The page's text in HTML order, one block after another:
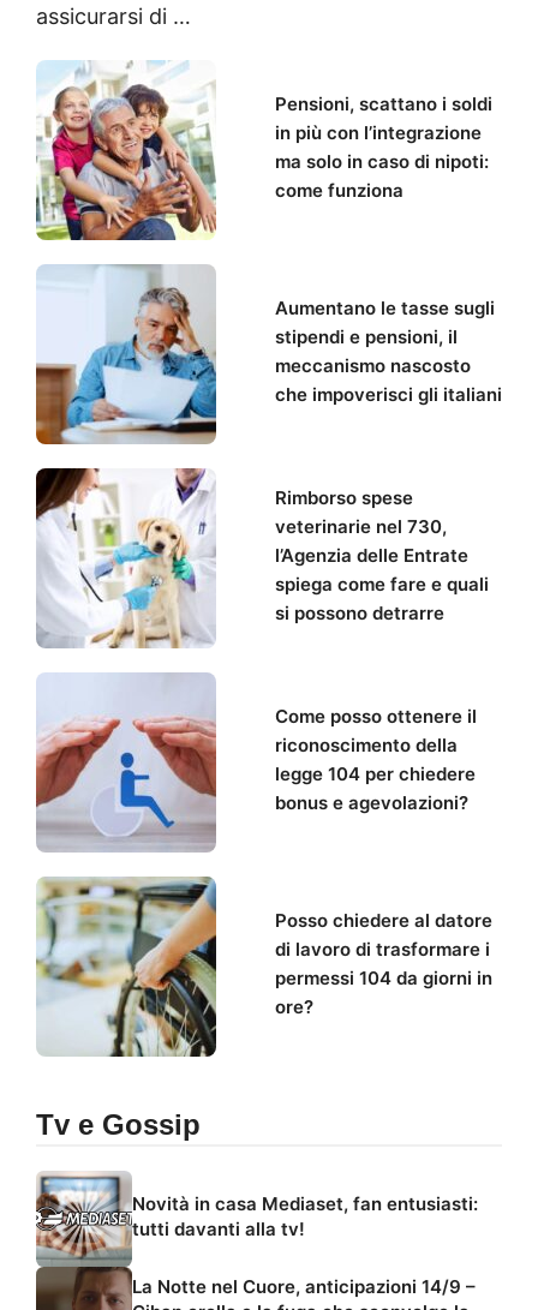
assicurarsi di …
Pensioni, scattano i soldi
in più con l’integrazione
ma solo in caso di nipoti:
come funziona
Aumentano le tasse sugli
stipendi e pensioni, il
meccanismo nascosto
che impoverisci gli italiani
Rimborso spese
veterinarie nel 730,
l’Agenzia delle Entrate
spiega come fare e quali
si possono detrarre
Come posso ottenere il
riconoscimento della
legge 104 per chiedere
bonus e agevolazioni?
Posso chiedere al datore
di lavoro di trasformare i
permessi 104 da giorni in
ore?
Tv e Gossip
Novità in casa Mediaset, fan entusiasti:
tutti davanti alla tv!
La Notte nel Cuore, anticipazioni 14/9 –